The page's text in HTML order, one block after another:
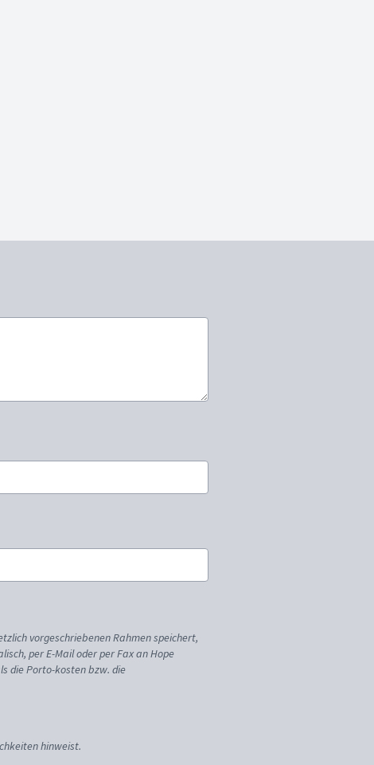
vorgeschriebenen Rahmen speichert,
per E-Mail oder per Fax an Hope
die Porto-kosten bzw. die
hinweist.